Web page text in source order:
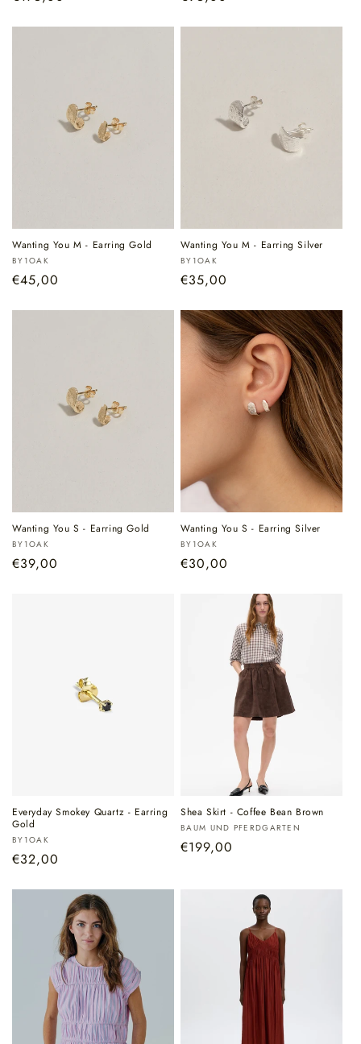
Wanting You M - Earring Gold
Verkoper:
BY1OAK
Normale
€45,00
Wanting You M - Earring Silver
Verkoper:
BY1OAK
Normale
€35,00
Wanting You S - Earring Gold
Verkoper:
BY1OAK
Normale
€39,00
Wanting You S - Earring Silver
Verkoper:
BY1OAK
Normale
€30,00
Everyday Smokey Quartz - Earring
Gold
Verkoper:
BY1OAK
Normale
€32,00
Shea Skirt - Coffee Bean Brown
Verkoper:
BAUM UND PFERDGARTEN
Normale
€199,00